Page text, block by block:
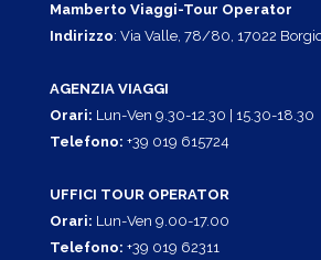
Mamberto Viaggi-Tour Operator
Indirizzo: Via Valle, 78/80, 17022
AGENZIA VIAGGI
Orari: Lun-Ven 9.30-12.30 | 15.30-18.30
Telefono: +39 019 615724
UFFICI TOUR OPERATOR
Orari: Lun-Ven 9.00-17.00
Telefono: +39 019 62311